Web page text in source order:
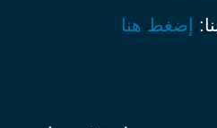
إضغط هنا